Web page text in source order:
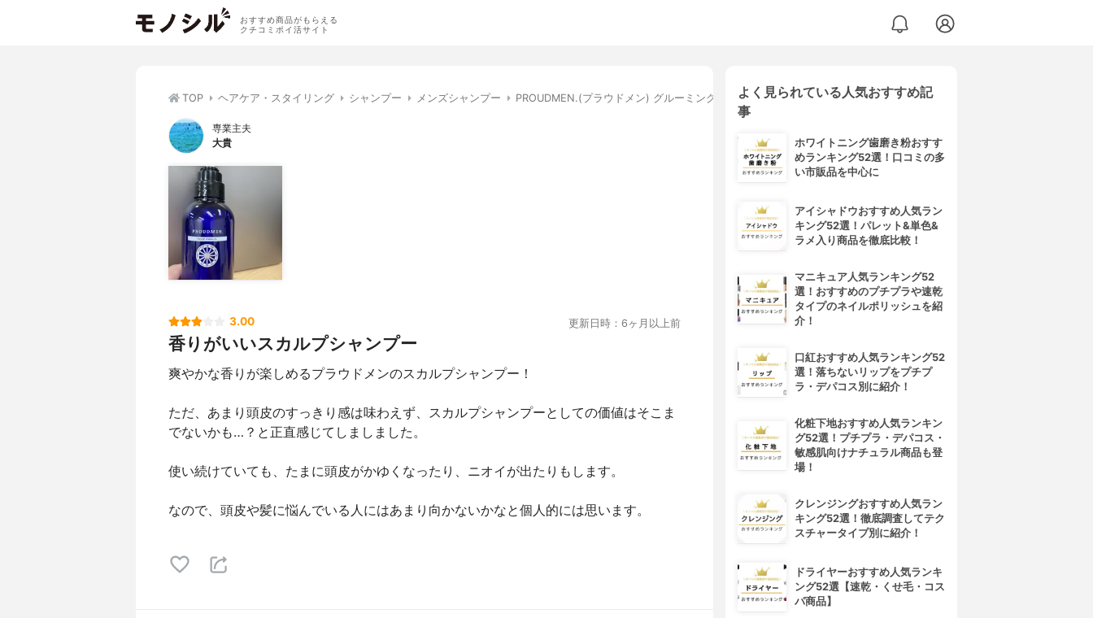
おすすめ商品がもらえる
クチコミポイ活サイト
TOP ヘアケア・スタイリング シャンプー メンズシャンプー PROUDMEN.(プラウドメン) グルーミング スカルプシャンプー
専業主夫
大貴
3.00 更新日時：6ヶ月以上前
香りがいいスカルプシャンプー
爽やかな香りが楽しめるプラウドメンのスカルプシャンプー！
ただ、あまり頭皮のすっきり感は味わえず、スカルプシャンプーとしての価値はそこま
でないかも…？と正直感じてしましました。
使い続けていても、たまに頭皮がかゆくなったり、ニオイが出たりもします。
なので、頭皮や髪に悩んでいる人にはあまり向かないかなと個人的には思います。
よく見られている人気おすすめ記
事
ホワイトニング歯磨き粉おすす
めランキング52選！口コミの多
い市販品を中心に
アイシャドウおすすめ人気ラン
キング52選！パレット&単色&
ラメ入り商品を徹底比較！
マニキュア人気ランキング52
選！おすすめのプチプラや速乾
タイプのネイルポリッシュを紹
介！
口紅おすすめ人気ランキング52
選！落ちないリップをプチプ
ラ・デパコス別に紹介！
化粧下地おすすめ人気ランキン
グ52選！プチプラ・デパコス・
敏感肌向けナチュラル商品も登
場！
クレンジングおすすめ人気ラン
キング52選！徹底調査してテク
スチャータイプ別に紹介！
ドライヤーおすすめ人気ランキ
ング52選【速乾・くせ毛・コス
パ商品】